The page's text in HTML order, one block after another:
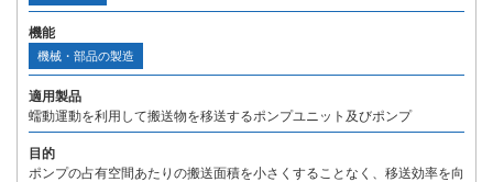
機能
機械・部品の製造
適用製品
蠕動運動を利用して搬送物を移送するポンプユニット及びポンプ
目的
ポンプの占有空間あたりの搬送面積を小さくすることなく、移送効率を向